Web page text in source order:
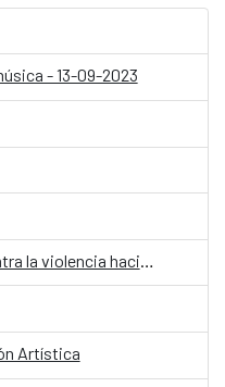
- 13-09-2023
Conversatorio Red Chilena contra la violencia hacia las mujeres
Artística